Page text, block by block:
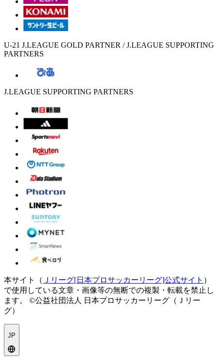
U-21 J.LEAGUE GOLD PARTNER / J.LEAGUE SUPPORTING
PARTNERS
J.LEAGUE SUPPORTING PARTNERS
本サイト（ Ｊリーグ[日本プロサッカーリーグ]公式サイト ）
で使用している文章・画像等の無断での複製・転載を禁止し
ます。
©公益社団法人 日本プロサッカーリーグ（Ｊリー
グ）
JP